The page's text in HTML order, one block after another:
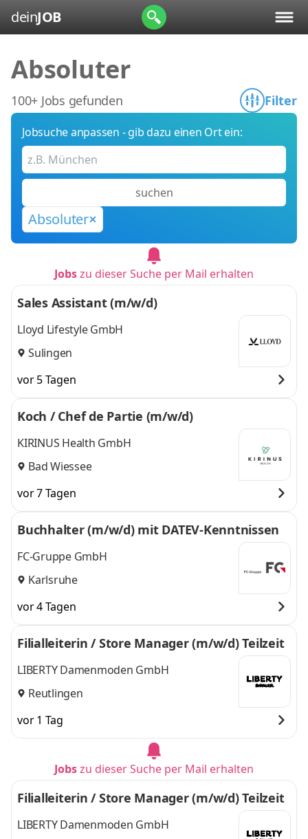
deinJOB
Absoluter
100+ Jobs gefunden Filter
Jobsuche anpassen - gib dazu einen Ort ein:
suchen
Absoluter
Jobszu dieser Suche per Mail erhalten
Sales Assistant (m/w/d)
Lloyd Lifestyle GmbH
Sulingen
vor 5 Tagen
Koch / Chef de Partie (m/w/d)
KIRINUS Health GmbH
Bad Wiessee
vor 7 Tagen
Buchhalter (m/w/d) mit DATEV-Kenntnissen
FC-Gruppe GmbH
Karlsruhe
vor 4 Tagen
Filialleiterin / Store Manager (m/w/d) Teilzeit
LIBERTY Damenmoden GmbH
Reutlingen
vor 1 Tag
Jobszu dieser Suche per Mail erhalten
Filialleiterin / Store Manager (m/w/d) Teilzeit
LIBERTY Damenmoden GmbH